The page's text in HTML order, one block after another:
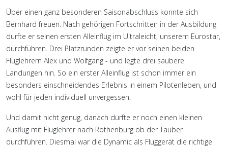
Über einen ganz besonderen Saisonabschluss konnte sich
Bernhard freuen. Nach gehörigen Fortschritten in der Ausbildung
durfte er seinen ersten Alleinflug im Ultraleicht, unserem Eurostar,
durchführen. Drei Platzrunden zeigte er vor seinen beiden
Fluglehrern Alex und Wolfgang - und legte drei saubere
Landungen hin. So ein erster Alleinflug ist schon immer ein
besonders einschneidendes Erlebnis in einem Pilotenleben, und
wohl für jeden individuell unvergessen.
Und damit nicht genug, danach durfte er noch einen kleinen
Ausflug mit Fluglehrer nach Rothenburg ob der Tauber
durchführen. Diesmal war die Dynamic als Fluggerät die richtige